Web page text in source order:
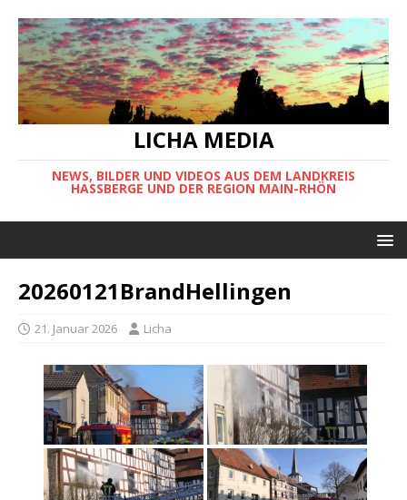
LICHA MEDIA
NEWS, BILDER UND VIDEOS AUS DEM LANDKREIS
HASSBERGE UND DER REGION MAIN-RHÖN
20260121BrandHellingen
21. Januar 2026 Licha